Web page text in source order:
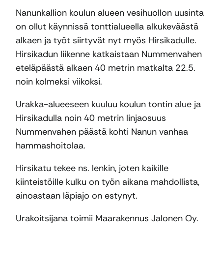
Nanunkallion koulun alueen vesihuollon uusinta
on ollut käynnissä tonttialueella alkukeväästä
alkaen ja työt siirtyvät nyt myös Hirsikadulle.
Hirsikadun liikenne katkaistaan Nummenvahen
eteläpäästä alkaen 40 metrin matkalta 22.5.
noin kolmeksi viikoksi.
Urakka-alueeseen kuuluu koulun tontin alue ja
Hirsikadulla noin 40 metrin linjaosuus
Nummenvahen päästä kohti Nanun vanhaa
hammashoitolaa.
Hirsikatu tekee ns. lenkin, joten kaikille
kiinteistöille kulku on työn aikana mahdollista,
ainoastaan läpiajo on estynyt.
Urakoitsijana toimii Maarakennus Jalonen Oy.